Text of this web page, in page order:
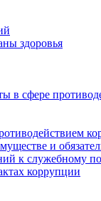
здоровья
в сфере
и
к служебному
коррупции